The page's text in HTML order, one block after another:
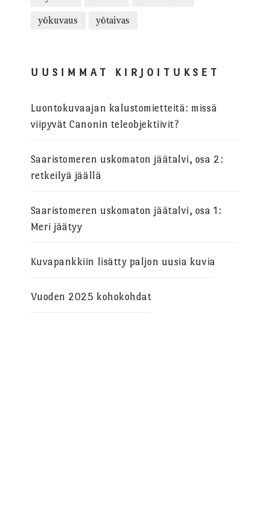
yökuvaus yötaivas
UUSIMMAT KIRJOITUKSET
Luontokuvaajan kalustomietteitä: missä
viipyvät Canonin teleobjektiivit?
Saaristomeren uskomaton jäätalvi, osa 2:
retkeilyä jäällä
Saaristomeren uskomaton jäätalvi, osa 1:
Meri jäätyy
Kuvapankkiin lisätty paljon uusia kuvia
Vuoden 2025 kohokohdat